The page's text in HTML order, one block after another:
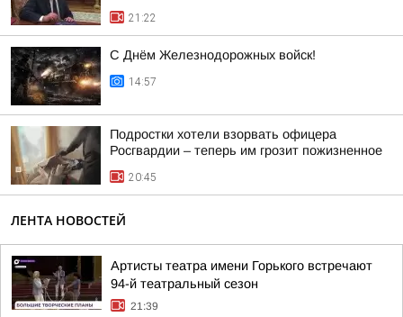
21:22
С Днём Железнодорожных войск!
14:57
Подростки хотели взорвать офицера
Росгвардии – теперь им грозит пожизненное
20:45
ЛЕНТА НОВОСТЕЙ
Артисты театра имени Горького встречают
94-й театральный сезон
21:39